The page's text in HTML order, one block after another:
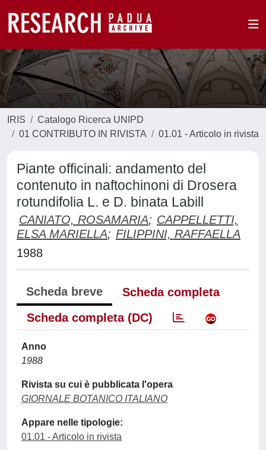
IRIS
Catalogo Ricerca UNIPD
01 CONTRIBUTO IN RIVISTA
01.01 - Articolo in rivista
Piante officinali: andamento del
contenuto in naftochinoni di Drosera
rotundifolia L. e D. binata Labill
CANIATO, ROSAMARIA; CAPPELLETTI,
ELSA MARIELLA; FILIPPINI, RAFFAELLA
1988
Scheda breve
Scheda completa
Scheda completa (DC)
Anno
1988
Rivista su cui è pubblicata l'opera
GIORNALE BOTANICO ITALIANO
Appare nelle tipologie:
01.01 - Articolo in rivista